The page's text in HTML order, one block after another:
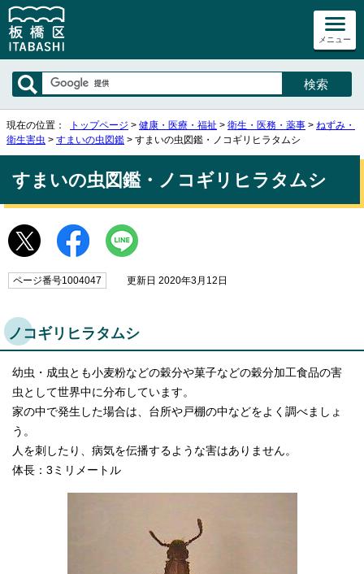
メニュー
現在の位置： トップページ > 健康・医療・福祉 > 衛生・医務・薬事 > ねずみ・
衛生害虫 > すまいの虫図鑑 > すまいの虫図鑑・ノコギリヒラタムシ
すまいの虫図鑑・ノコギリヒラタムシ
ページ番号1004047 更新日 2020年3月12日
ノコギリヒラタムシ
幼虫・成虫とも小麦粉などの穀分や菓子などの穀分加工食品の害
虫として世界中に分布しています。
家の中で発生した場合は、台所や戸棚の中などをよく調べましょ
う。
人を刺したり、病気を伝播するような害はありません。
体長：3ミリメートル